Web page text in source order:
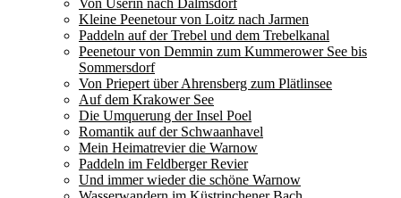
Von Userin nach Dalmsdorf
Kleine Peenetour von Loitz nach Jarmen
Paddeln auf der Trebel und dem Trebelkanal
Peenetour von Demmin zum Kummerower See bis
Sommersdorf
Von Priepert über Ahrensberg zum Plätlinsee
Auf dem Krakower See
Die Umquerung der Insel Poel
Romantik auf der Schwaanhavel
Mein Heimatrevier die Warnow
Paddeln im Feldberger Revier
Und immer wieder die schöne Warnow